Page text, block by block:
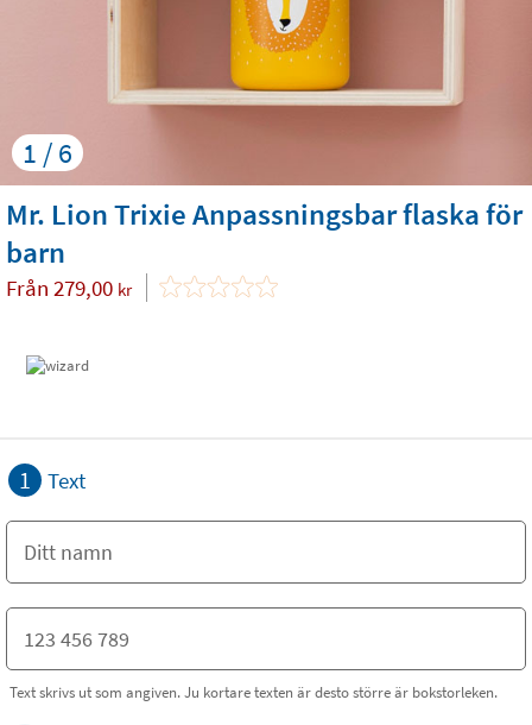
1 / 6
Mr. Lion Trixie Anpassningsbar flaska för
barn
Från 279,00 kr
1 Text
Text skrivs ut som angiven. Ju kortare texten är desto större är bokstorleken.